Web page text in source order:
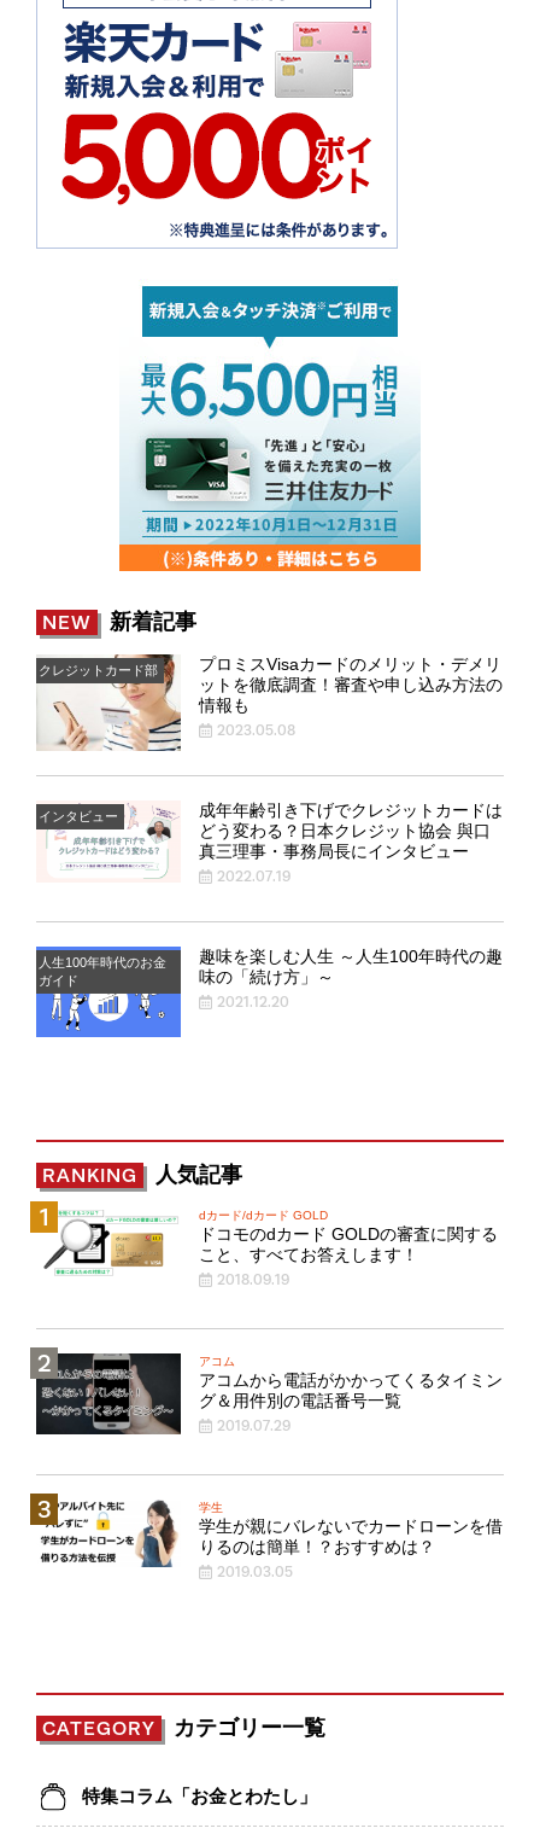
NEW 新着記事
クレジットカード部
プロミスVisaカードのメリット・デメリ
ットを徹底調査！審査や申し込み方法の
情報も
2023.05.08
インタビュー
成年年齢引き下げでクレジットカードは
どう変わる？日本クレジット協会 與口
真三理事・事務局長にインタビュー
2022.07.19
人生100年時代のお金
ガイド
趣味を楽しむ人生 ～人生100年時代の趣
味の「続け方」～
2021.12.20
RANKING 人気記事
dカード/dカード GOLD
ドコモのdカード GOLDの審査に関する
こと、すべてお答えします！
2018.09.19
アコム
アコムから電話がかかってくるタイミン
グ＆用件別の電話番号一覧
2019.07.29
学生
学生が親にバレないでカードローンを借
りるのは簡単！？おすすめは？
2019.03.05
CATEGORY カテゴリー一覧
特集コラム「お金とわたし」